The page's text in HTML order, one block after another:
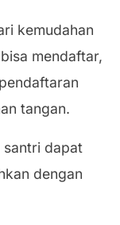
kemudahan
mendaftar,
tangan.
santri dapat
dengan